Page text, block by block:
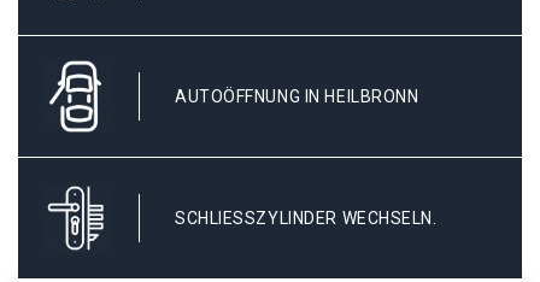
AUTOÖFFNUNG IN HEILBRONN
SCHLIESSZYLINDER WECHSELN.